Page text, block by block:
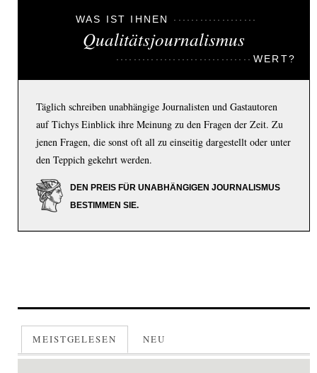
WAS IST IHNEN
Qualitätsjournalismus
WERT?
Täglich schreiben unabhängige Journalisten und Gastautoren
auf Tichys Einblick ihre Meinung zu den Fragen der Zeit. Zu
jenen Fragen, die sonst oft all zu einseitig dargestellt oder unter
den Teppich gekehrt werden.
DEN PREIS FÜR UNABHÄNGIGEN JOURNALISMUS
BESTIMMEN SIE.
MEISTGELESEN NEU